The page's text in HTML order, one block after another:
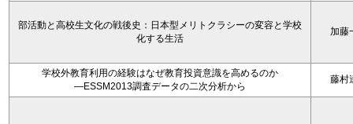
部活動と高校生文化の戦後史：日本型メリトクラシーの変容と学校
化する生活
加藤
学校外教育利用の経験はなぜ教育投資意識を高めるのか
―ESSM2013調査データの二次分析から
藤村